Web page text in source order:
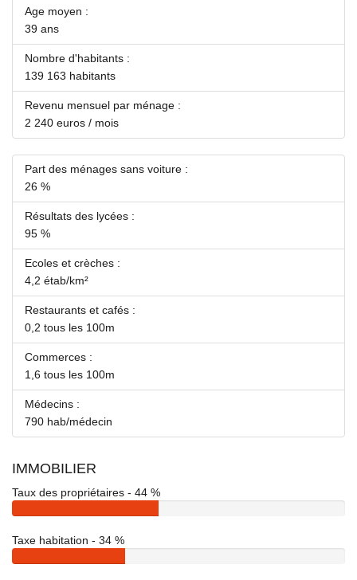
Age moyen :
39 ans
Nombre d'habitants :
139 163 habitants
Revenu mensuel par ménage :
2 240 euros / mois
Part des ménages sans voiture :
26 %
Résultats des lycées :
95 %
Ecoles et crèches :
4,2 étab/km²
Restaurants et cafés :
0,2 tous les 100m
Commerces :
1,6 tous les 100m
Médecins :
790 hab/médecin
IMMOBILIER
Taux des propriétaires - 44 %
Taxe habitation - 34 %